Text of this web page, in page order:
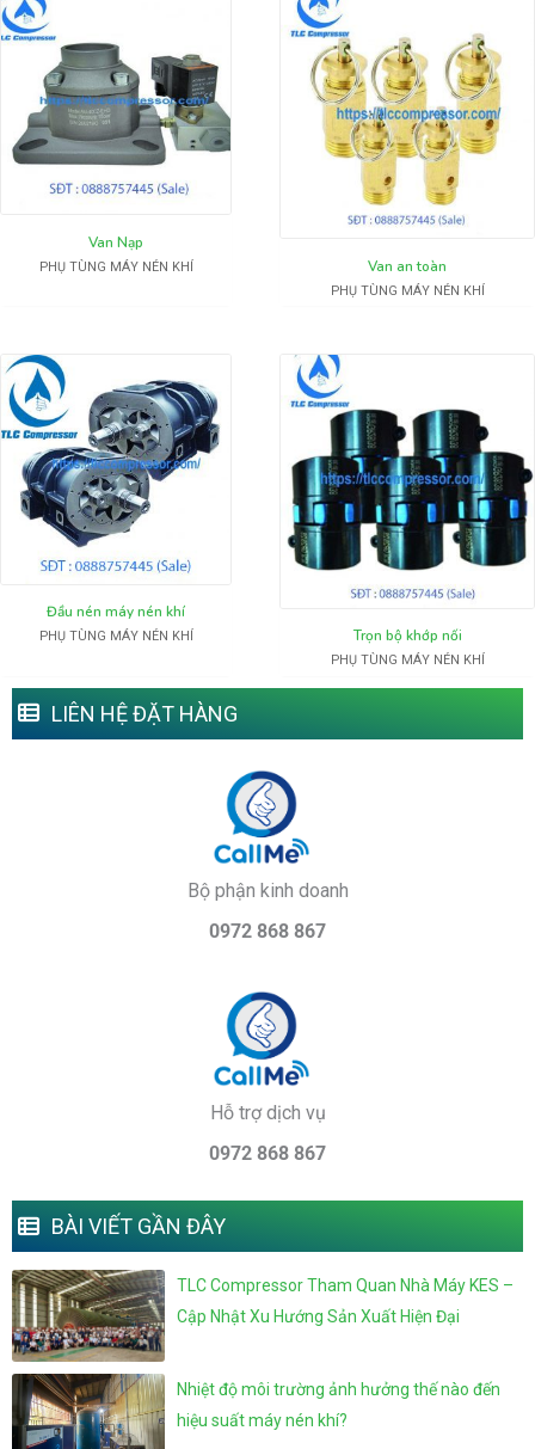
Van Nạp
PHỤ TÙNG MÁY NÉN KHÍ Van an toàn
PHỤ TÙNG MÁY NÉN KHÍ
Đầu nén máy nén khí
PHỤ TÙNG MÁY NÉN KHÍ Trọn bộ khớp nối
PHỤ TÙNG MÁY NÉN KHÍ
LIÊN HỆ ĐẶT HÀNG
Bộ phận kinh doanh
0972 868 867
Hỗ trợ dịch vụ
0972 868 867
BÀI VIẾT GẦN ĐÂY
TLC Compressor Tham Quan Nhà Máy KES –
Cập Nhật Xu Hướng Sản Xuất Hiện Đại
Nhiệt độ môi trường ảnh hưởng thế nào đến
hiệu suất máy nén khí?